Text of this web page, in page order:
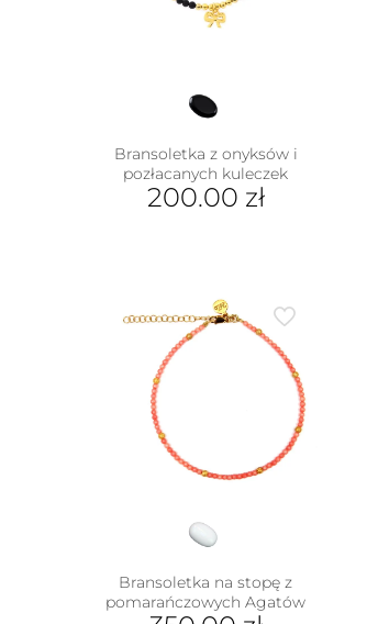
Bransoletka z onyksów i
pozłacanych kuleczek
200.00 zł
Bransoletka na stopę z
pomarańczowych Agatów